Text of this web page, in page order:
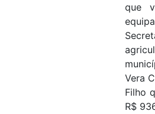
que
Vera
Filho
R$